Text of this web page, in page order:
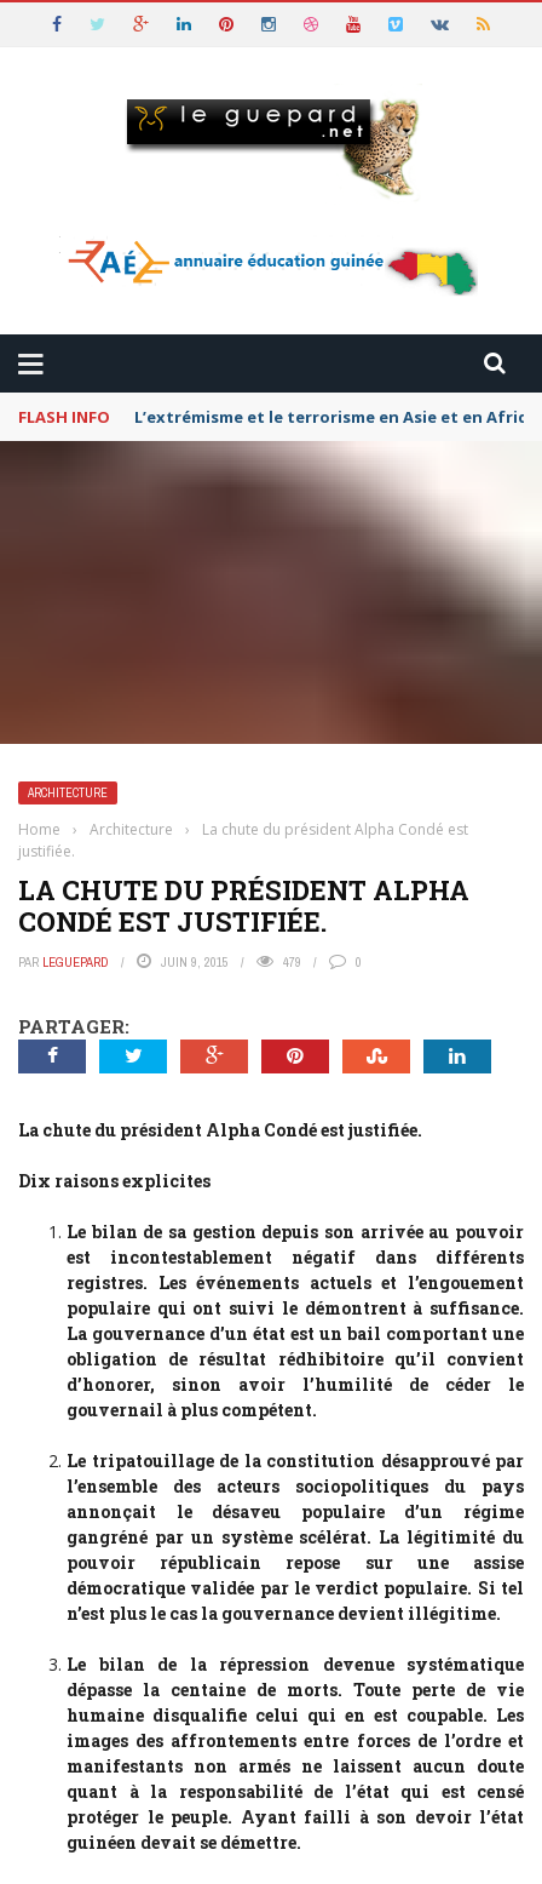
FLASH INFO L’extrémisme et le terrorisme en Asie et en
ARCHITECTURE
Home › Architecture ›
La chute du président Alpha Condé est
justifiée.
LA CHUTE DU PRÉSIDENT ALPHA
CONDÉ EST JUSTIFIÉE.
PAR LEGUEPARD JUIN 9, 2015 479 0
PARTAGER:
La chute du président Alpha Condé est justifiée.
Dix raisons explicites
Le bilan de sa gestion depuis son arrivée au pouvoir
est incontestablement négatif dans différents
registres. Les événements actuels et l’engouement
populaire qui ont suivi le démontrent à suffisance.
La gouvernance d’un état est un bail comportant une
obligation de résultat rédhibitoire qu’il convient
d’honorer, sinon avoir l’humilité de céder le
gouvernail à plus compétent.
Le tripatouillage de la constitution désapprouvé par
l’ensemble des acteurs sociopolitiques du pays
annonçait le désaveu populaire d’un régime
gangréné par un système scélérat. La légitimité du
pouvoir républicain repose sur une assise
démocratique validée par le verdict populaire. Si tel
n’est plus le cas la gouvernance devient illégitime.
Le bilan de la répression devenue systématique
dépasse la centaine de morts. Toute perte de vie
humaine disqualifie celui qui en est coupable. Les
images des affrontements entre forces de l’ordre et
manifestants non armés ne laissent aucun doute
quant à la responsabilité de l’état qui est censé
protéger le peuple. Ayant failli à son devoir l’état
guinéen devait se démettre.